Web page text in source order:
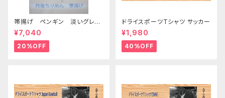
帯揚げ ペンギン 淡いグレー
色 （少々染料とびあり）
¥7,040
20%OFF
ドライスポーツTシャツ サッカー
¥1,980
40%OFF